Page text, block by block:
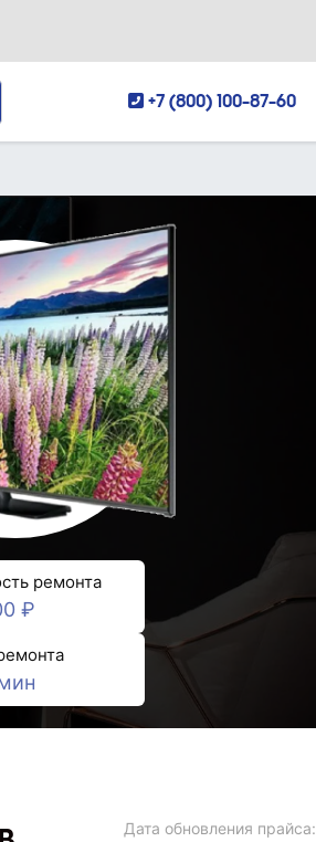
+7 (800) 100-87-60
ремонта
₽
Дата обновления прайса: